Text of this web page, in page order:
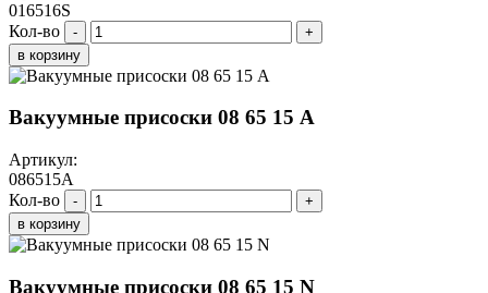
016516S
Кол-во
-
+
в корзину
Вакуумные присоски 08 65 15 A
Артикул:
086515A
Кол-во
-
+
в корзину
Вакуумные присоски 08 65 15 N